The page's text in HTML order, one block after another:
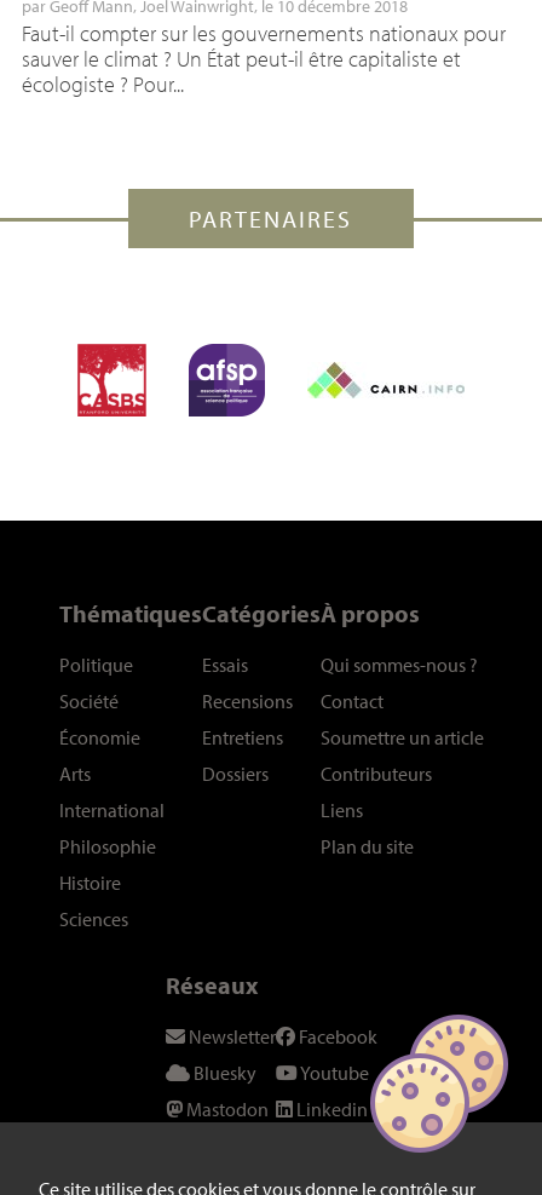
Ce site utilise des cookies et vous donne le contrôle sur
parGeoff Mann, Joel Wainwright, le 10 décembre 2018
Faut-il compter sur les gouvernements nationaux pour
sauver le climat ? Un État peut-il être capitaliste et
écologiste ? Pour...
PARTENAIRES
Thématiques
Politique
Société
Économie
Arts
International
Philosophie
Histoire
Sciences
Catégories
Essais
Recensions
Entretiens
Dossiers
À propos
Qui sommes-nous ?
Contact
Soumettre un article
Contributeurs
Liens
Plan du site
Réseaux
Newsletter
Bluesky
Mastodon
Instagram
Facebook
Youtube
Linkedin
Fil RSS